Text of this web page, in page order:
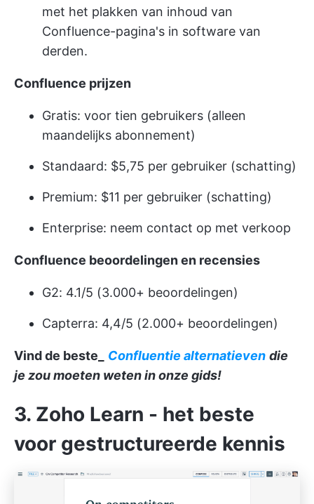
met het plakken van inhoud van
Confluence-pagina's in software van
derden.
Confluence prijzen
Gratis: voor tien gebruikers (alleen
maandelijks abonnement)
Standaard: $5,75 per gebruiker (schatting)
Premium: $11 per gebruiker (schatting)
Enterprise: neem contact op met verkoop
Confluence beoordelingen en recensies
G2: 4.1/5 (3.000+ beoordelingen)
Capterra: 4,4/5 (2.000+ beoordelingen)
Vind de beste_ Confluentie alternatieven die
je zou moeten weten in onze gids!
3. Zoho Learn - het beste
voor gestructureerde kennis